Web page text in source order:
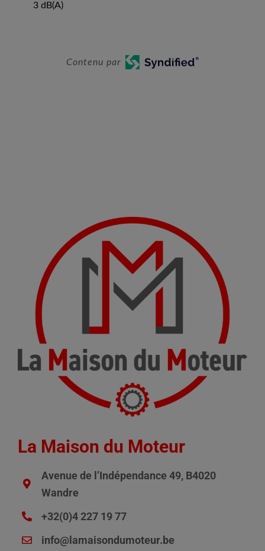
3 dB(A)
Contenu par
La Maison du Moteur
Avenue de l’Indépendance 49, B4020
Wandre
+32(0)4 227 19 77
info@lamaisondumoteur.be